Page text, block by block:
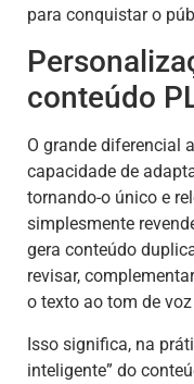
para conquistar o
conteúdo
O grande diferencial
capacidade de
tornando-o único e
simplesmente
gera conteúdo
revisar,
o texto ao tom de
Isso significa, na
inteligente” do